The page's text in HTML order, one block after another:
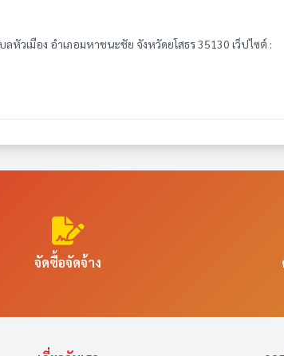
วเมือง อำเภอมหาชนะชัย จังหวัดยโสธร 35130 เว็ปไซต์ :
จัดซื้อจัดจ้าง